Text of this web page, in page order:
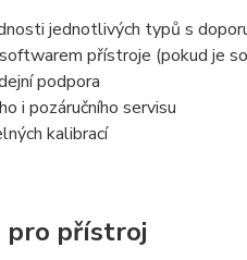
jednotlivých typů s
přístroje (pokud je
podpora
i pozáručního servisu
kalibrací
přístroj